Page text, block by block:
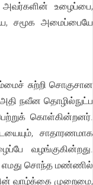
உழைப்பை,
சமூக அமைப்பையே
சுற்றி சொகுசான
நவீன தொழில்நுட்ப
கொள்கின்றனர்.
சாதாரணமாக
வழங்குகின்றது.
எமது சொந்த மண்ணில்
வாழ்க்கை முறைமை,